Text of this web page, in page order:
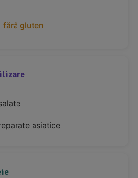
fără gluten
asiatice